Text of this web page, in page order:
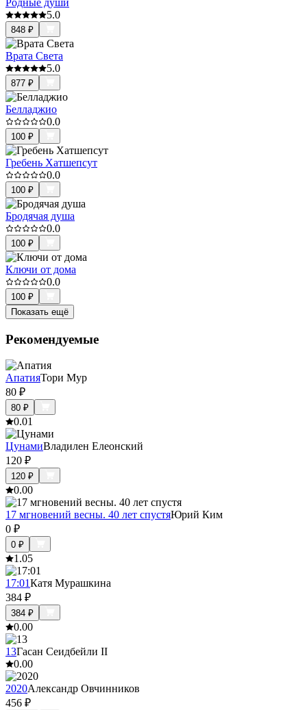
Родные души
5.0
848 ₽
Врата Света
5.0
877 ₽
Белладжио
0.0
100 ₽
Гребень Хатшепсут
0.0
100 ₽
Бродячая душа
0.0
100 ₽
Ключи от дома
0.0
100 ₽
Показать ещё
Рекомендуемые
АпатияТори Мур
80 ₽
80 ₽
0.01
ЦунамиВладилен Елеонский
120 ₽
120 ₽
0.00
17 мгновений весны. 40 лет спустяЮрий Ким
0 ₽
0 ₽
1.05
17:01Катя Мурашкина
384 ₽
384 ₽
0.00
13Гасан Сеидбейли II
0.00
2020Александр Овчинников
456 ₽